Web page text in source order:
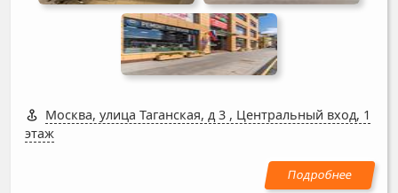
Москва, улица Таганская, д 3 , Центральный вход, 1
этаж